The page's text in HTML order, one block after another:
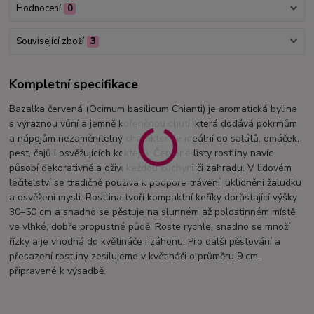
Hodnocení 0
Související zboží 3
Kompletní specifikace
Bazalka červená (Ocimum basilicum Chianti) je aromatická bylina
s výraznou vůní a jemně kořeněnou chutí, která dodává pokrmům
a nápojům nezaměnitelný charakter. Je ideální do salátů, omáček,
pest, čajů i osvěžujících koktejlů. Červené listy rostliny navíc
působí dekorativně a oživí každou kuchyni či zahradu. V lidovém
léčitelství se tradičně používá k podpoře trávení, uklidnění žaludku
a osvěžení mysli. Rostlina tvoří kompaktní keříky dorůstající výšky
30–50 cm a snadno se pěstuje na slunném až polostinném místě
ve vlhké, dobře propustné půdě. Roste rychle, snadno se množí
řízky a je vhodná do květináče i záhonu. Pro další pěstování a
přesazení rostliny zesilujeme v květináči o průměru 9 cm,
připravené k výsadbě.